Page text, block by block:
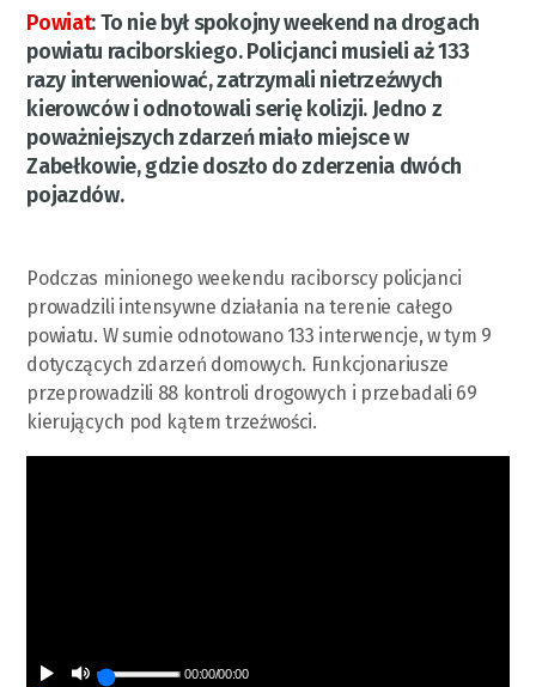
Powiat:To nie był spokojny weekend na drogach
powiatu raciborskiego. Policjanci musieli aż 133
razy interweniować, zatrzymali nietrzeźwych
kierowców i odnotowali serię kolizji. Jedno z
poważniejszych zdarzeń miało miejsce w
Zabełkowie, gdzie doszło do zderzenia dwóch
pojazdów.
Podczas minionego weekendu raciborscy policjanci
prowadzili intensywne działania na terenie całego
powiatu. W sumie odnotowano 133 interwencje, w tym 9
dotyczących zdarzeń domowych. Funkcjonariusze
przeprowadzili 88 kontroli drogowych i przebadali 69
kierujących pod kątem trzeźwości.
00:00/00:00